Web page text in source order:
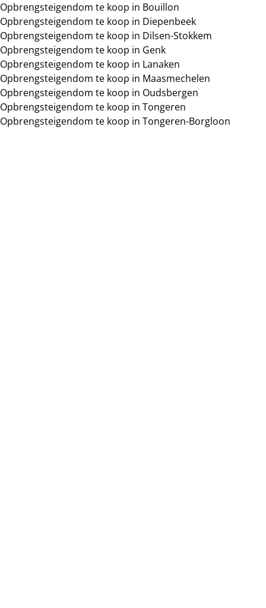
Max. budget
Zoeken
Opbrengsteigendom te koop in Bouillon
Opbrengsteigendom te koop in Diepenbeek
Opbrengsteigendom te koop in Dilsen-Stokkem
Opbrengsteigendom te koop in Genk
Opbrengsteigendom te koop in Lanaken
Opbrengsteigendom te koop in Maasmechelen
Opbrengsteigendom te koop in Oudsbergen
Opbrengsteigendom te koop in Tongeren
Opbrengsteigendom te koop in Tongeren-Borgloon